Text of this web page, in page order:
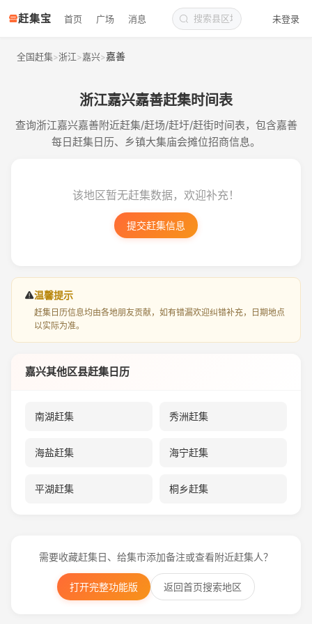
赶集宝 首页 广场 消息 未登录
全国赶集>浙江>嘉兴>嘉善
浙江嘉兴嘉善赶集时间表
查询浙江嘉兴嘉善附近赶集/赶场/赶圩/赶街时间表，包含嘉善
每日赶集日历、乡镇大集庙会摊位招商信息。
该地区暂无赶集数据，欢迎补充！
提交赶集信息
温馨提示
赶集日历信息均由各地朋友贡献，如有错漏欢迎纠错补充，日期地点
以实际为准。
嘉兴其他区县赶集日历
南湖赶集 秀洲赶集
海盐赶集 海宁赶集
平湖赶集 桐乡赶集
需要收藏赶集日、给集市添加备注或查看附近赶集人？
打开完整功能版 返回首页搜索地区